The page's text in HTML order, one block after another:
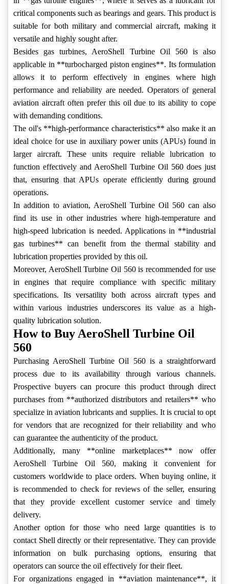
critical components such as bearings and gears. This product is
suitable for both military and commercial aircraft, making it
versatile and highly sought after.
Besides gas turbines, AeroShell Turbine Oil 560 is also
applicable in **turbocharged piston engines**. Its formulation
allows it to perform effectively in engines where high
performance and reliability are needed. Operators of general
aviation aircraft often prefer this oil due to its ability to cope
with demanding conditions.
The oil's **high-performance characteristics** also make it an
ideal choice for use in auxiliary power units (APUs) found in
larger aircraft. These units require reliable lubrication to
function effectively and AeroShell Turbine Oil 560 does just
that, ensuring that APUs operate efficiently during ground
operations.
In addition to aviation, AeroShell Turbine Oil 560 can also
find its use in other industries where high-temperature and
high-speed lubrication is needed. Applications in **industrial
gas turbines** can benefit from the thermal stability and
lubrication properties provided by this oil.
Moreover, AeroShell Turbine Oil 560 is recommended for use
in engines that require compliance with specific military
specifications. Its versatility both across aircraft types and
within various industries underscores its value as a high-
quality lubrication solution.
How to Buy AeroShell Turbine Oil
560
Purchasing AeroShell Turbine Oil 560 is a straightforward
process due to its availability through various channels.
Prospective buyers can procure this product through direct
purchases from **authorized distributors and retailers** who
specialize in aviation lubricants and supplies. It is crucial to opt
for vendors that are recognized for their reliability and who
can guarantee the authenticity of the product.
Additionally, many **online marketplaces** now offer
AeroShell Turbine Oil 560, making it convenient for
customers worldwide to place orders. When buying online, it
is recommended to check for reviews of the seller, ensuring
that they provide excellent customer service and timely
delivery.
Another option for those who need large quantities is to
contact Shell directly or their representative. They can provide
information on bulk purchasing options, ensuring that
operators can source the oil effectively for their fleet.
For organizations engaged in **aviation maintenance**, it